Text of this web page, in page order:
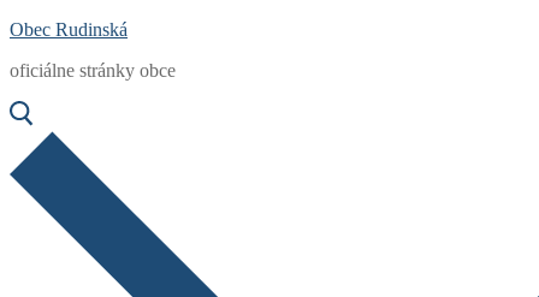
Obec Rudinská
oficiálne stránky obce